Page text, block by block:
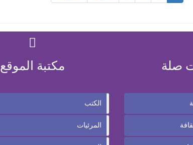
صلة مكتبة الموقع
الكتب
المرئيات